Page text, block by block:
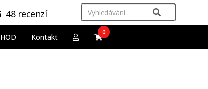
48 recenzí
Kontakt
0